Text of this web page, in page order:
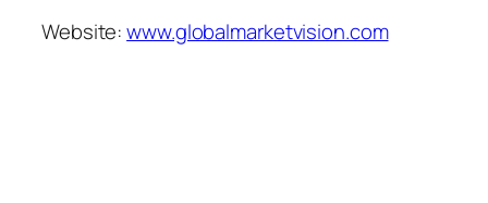
Website:www.globalmarketvision.com